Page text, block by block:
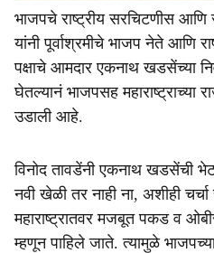
भाजपचे राष्ट्रीय सरचिटणीस आणि
यांनी पूर्वाश्रमीचे भाजप नेते आणि
पक्षाचे आमदार एकनाथ खडसेंच्या
घेतल्यानं भाजपसह महाराष्ट्राच्या
उडाली आहे.
विनोद तावडेंनी एकनाथ खडसेंची भेट
नवी खेळी तर नाही ना, अशीही
महाराष्ट्रातवर मजबूत पकड व
म्हणून पाहिले जाते. त्यामुळे